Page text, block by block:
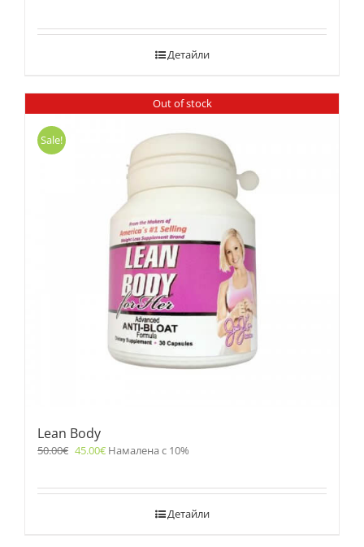
Детайли
Out of stock
Sale!
Lean Body
50.00€ 45.00€ Намалена с 10%
Детайли